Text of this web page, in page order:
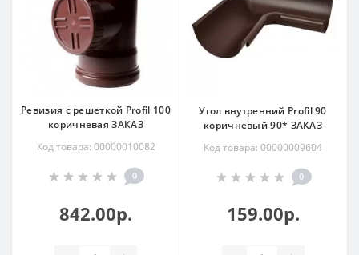
Ревизия с решеткой Profil 100
коричневая ЗАКАЗ
Код товара: 00000010082
0
842.00р.
Угол внутренний Profil 90
коричневый 90* ЗАКАЗ
Код товара: 00000009604
0
159.00р.